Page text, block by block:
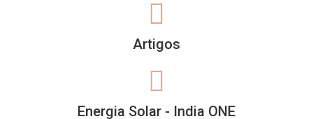
Artigos
Energia Solar - India ONE